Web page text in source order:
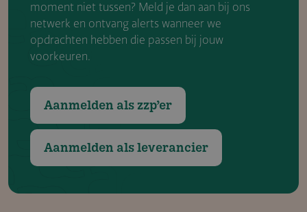
moment niet tussen? Meld je dan aan bij ons
netwerk en ontvang alerts wanneer we
opdrachten hebben die passen bij jouw
voorkeuren.
Aanmelden als zzp’er
Aanmelden als leverancier